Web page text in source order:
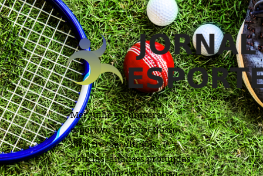
Mergulhe no universo
esportivo conosco! Nosso
blog traz as últimas
notícias, análises profundas
e tudo o que você precisa